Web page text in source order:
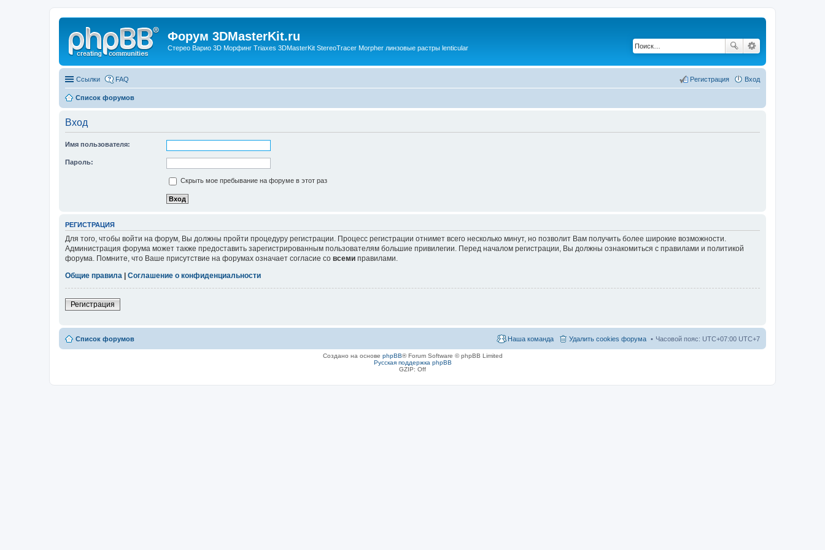
Форум 3DMasterKit.ru
Стерео Варио 3D Морфинг Triaxes 3DMasterKit StereoTracer Morpher линзовые растры lenticular
Ссылки FAQ Вход
Регистрация
Список форумов
Вход
Имя пользователя:
Пароль:
Скрыть мое пребывание на форуме в этот раз
РЕГИСТРАЦИЯ
Для того, чтобы войти на форум, Вы должны пройти процедуру регистрации. Процесс регистрации отнимет всего несколько минут, но позволит Вам получить более широкие возможности.
Администрация форума может также предоставить зарегистрированным пользователям большие привилегии. Перед началом регистрации, Вы должны ознакомиться с правилами и политикой
форума. Помните, что Ваше присутствие на форумах означает согласие со всеми правилами.
Общие правила
Соглашение о конфиденциальности
Регистрация
Список форумов Часовой пояс: UTC+07:00 UTC+7
Удалить cookies форума
Наша команда
Создано на основе phpBB® Forum Software © phpBB Limited
Русская поддержка phpBB
GZIP: Off